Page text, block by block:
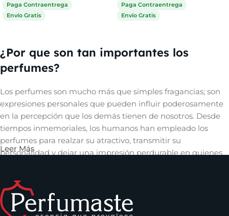
Paga Contraentrega
Envío Gratis
Paga Contraentrega
Envío Gratis
¿Por que son tan importantes los
perfumes?
Los perfumes son mucho más que simples fragancias; son
expresiones personales que pueden influir poderosamente
en la percepción que los demás tienen de nosotros. Desde
tiempos inmemoriales, los humanos han empleado los
perfumes para realzar su atractivo, transmitir su
personalidad y dejar una impresión perdurable en quienes
quienes nos rodean, convirtiéndose así en una herramienta
invaluable en el arte de la comunicación no verbal y en la
construcción de relaciones significativas.
Leer Más